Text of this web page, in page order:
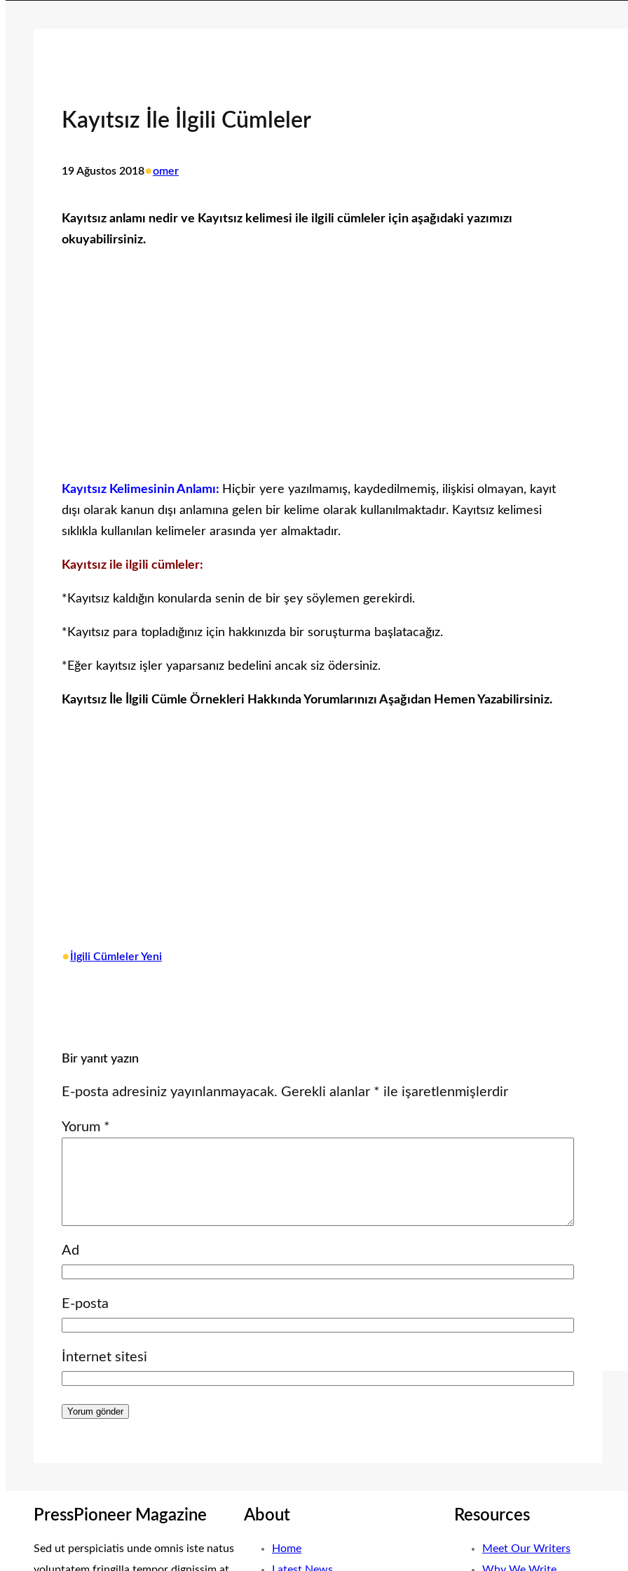
Kayıtsız İle İlgili Cümleler
19 Ağustos 2018•omer
Kayıtsız anlamı nedir ve Kayıtsız kelimesi ile ilgili cümleler için aşağıdaki yazımızı
okuyabilirsiniz.
Kayıtsız Kelimesinin Anlamı: Hiçbir yere yazılmamış, kaydedilmemiş, ilişkisi olmayan, kayıt
dışı olarak kanun dışı anlamına gelen bir kelime olarak kullanılmaktadır. Kayıtsız kelimesi
sıklıkla kullanılan kelimeler arasında yer almaktadır.
Kayıtsız ile ilgili cümleler:
*Kayıtsız kaldığın konularda senin de bir şey söylemen gerekirdi.
*Kayıtsız para topladığınız için hakkınızda bir soruşturma başlatacağız.
*Eğer kayıtsız işler yaparsanız bedelini ancak siz ödersiniz.
Kayıtsız İle İlgili Cümle Örnekleri Hakkında Yorumlarınızı Aşağıdan Hemen Yazabilirsiniz.
• İlgili Cümleler Yeni
Bir yanıt yazın
E-posta adresiniz yayınlanmayacak. Gerekli alanlar * ile işaretlenmişlerdir
Yorum *
Ad
E-posta
İnternet sitesi
PressPioneer Magazine
Sed ut perspiciatis unde omnis iste natus
About
Home
Resources
Meet Our Writers